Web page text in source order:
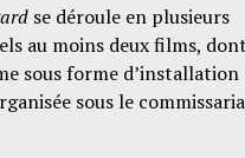
se déroule en plusieurs
au moins deux films,
sous forme d’installation
sous le